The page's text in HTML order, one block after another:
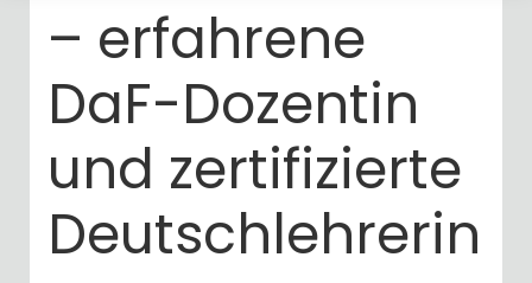
– erfahrene
DaF-Dozentin
und zertifizierte
Deutschlehrerin